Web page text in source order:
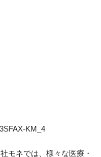
SFAX-KM_4
モネでは、様々な医療・